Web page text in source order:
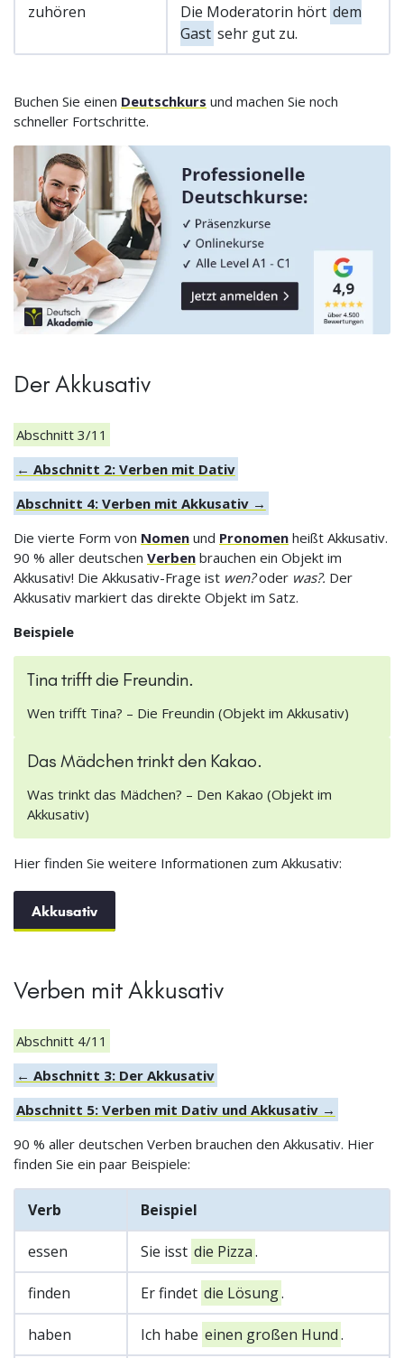
zuhören Die Moderatorin hört dem
Gast sehr gut zu.
Buchen Sie einen Deutschkurs und machen Sie noch
schneller Fortschritte.
Der Akkusativ
Abschnitt 3/11
← Abschnitt 2: Verben mit Dativ
Abschnitt 4: Verben mit Akkusativ →
Die vierte Form von Nomen und Pronomen heißt Akkusativ.
90 % aller deutschen Verben brauchen ein Objekt im
Akkusativ! Die Akkusativ-Frage ist wen?oder was?. Der
Akkusativ markiert das direkte Objekt im Satz.
Beispiele
Tina trifft die Freundin.
Wen trifft Tina? – Die Freundin (Objekt im Akkusativ)
Das Mädchen trinkt den Kakao.
Was trinkt das Mädchen? – Den Kakao (Objekt im
Akkusativ)
Hier finden Sie weitere Informationen zum Akkusativ:
Akkusativ
Verben mit Akkusativ
Abschnitt 4/11
← Abschnitt 3: Der Akkusativ
Abschnitt 5: Verben mit Dativ und Akkusativ →
90 % aller deutschen Verben brauchen den Akkusativ. Hier
finden Sie ein paar Beispiele:
Verb Beispiel
essen Sie isst die Pizza.
finden Er findet die Lösung.
haben Ich habe einen großen Hund.